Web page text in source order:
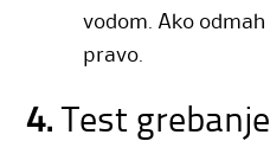
vodom. Ako
pravo.
4. Test